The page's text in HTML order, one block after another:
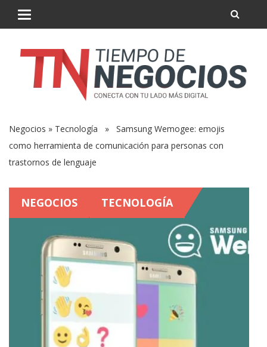
Negocios » Tecnología » Samsung Wemogee: emojis
como herramienta de comunicación para personas con
trastornos de lenguaje
NEGOCIOS TECNOLOGÍA